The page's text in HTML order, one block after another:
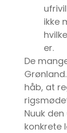
ikke
er.
De
håb, at
Nuuk
konkrete